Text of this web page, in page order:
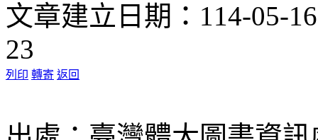
文章建立日期：114-05-
23
列印 轉寄 返回